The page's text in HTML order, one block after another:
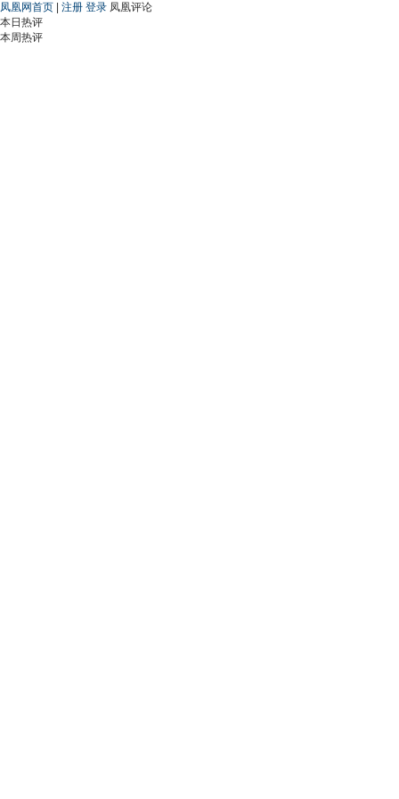
凤凰网首页 注册 登录 凤凰评论
本日热评
本周热评